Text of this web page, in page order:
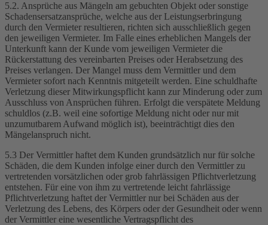
5.2. Ansprüche aus Mängeln am gebuchten Objekt oder sonstige
Schadensersatzansprüche, welche aus der Leistungserbringung
durch den Vermieter resultieren, richten sich ausschließlich gegen
den jeweiligen Vermieter. Im Falle eines erheblichen Mangels der
Unterkunft kann der Kunde vom jeweiligen Vermieter die
Rückerstattung des vereinbarten Preises oder Herabsetzung des
Preises verlangen. Der Mangel muss dem Vermittler und dem
Vermieter sofort nach Kenntnis mitgeteilt werden. Eine schuldhafte
Verletzung dieser Mitwirkungspflicht kann zur Minderung oder zum
Ausschluss von Ansprüchen führen. Erfolgt die verspätete Meldung
schuldlos (z.B. weil eine sofortige Meldung nicht oder nur mit
unzumutbarem Aufwand möglich ist), beeinträchtigt dies den
Mängelanspruch nicht.
5.3 Der Vermittler haftet dem Kunden grundsätzlich nur für solche
Schäden, die dem Kunden infolge einer durch den Vermittler zu
vertretenden vorsätzlichen oder grob fahrlässigen Pflichtverletzung
entstehen. Für eine von ihm zu vertretende leicht fahrlässige
Pflichtverletzung haftet der Vermittler nur bei Schäden aus der
Verletzung des Lebens, des Körpers oder der Gesundheit oder wenn
der Vermittler eine wesentliche Vertragspflicht des